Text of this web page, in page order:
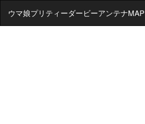
ウマ娘プリティーダービーアンテナMAP